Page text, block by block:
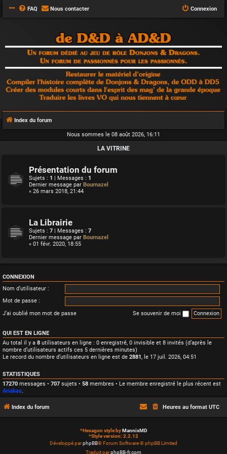
FAQ Nous contacter Connexion
Index du forum
Nous sommes le 08 août 2026, 16:11
LA VITRINE
Présentation du forum
Sujets : 1 | Messages : 1
Dernier message par Bournazel
« 26 mars 2018, 21:44
La Librairie
Sujets : 7 | Messages : 7
Dernier message par Bournazel
« 01 févr. 2020, 18:55
CONNEXION
Nom d’utilisateur :
Mot de passe :
J’ai oublié mon mot de passe
Se souvenir de moi
QUI EST EN LIGNE
Au total il y a 8 utilisateurs en ligne : 0 enregistré, 0 invisible et 8 invités (d’après le
nombre d’utilisateurs actifs ces 5 dernières minutes)
Le record du nombre d’utilisateurs en ligne est de 2881 , le 17 juil. 2026, 04:51
STATISTIQUES
17270 messages • 707 sujets • 58 membres • Le membre enregistré le plus récent est
Ariakas
Index du forum Heures au format UTC
*Hexagon style byMannixMD
*Style version: 2.2.12
Développé parphpBB® Forum Software © phpBB Limited
Traduit parphpBB-fr.com